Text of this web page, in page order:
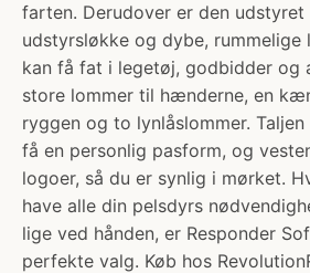
farten. Derudover er den udstyret
udstyrsløkke og dybe, rummelige
kan få fat i legetøj, godbidder og
store lommer til hænderne, en
ryggen og to lynlåslommer.
få en personlig pasform, og
logoer, så du er synlig i mørket.
have alle din pelsdyrs
lige ved hånden, er Responder
perfekte valg. Køb hos